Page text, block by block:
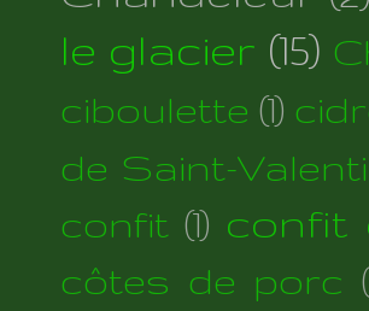
le glacier (15)
ciboulette (1)
de Saint-
confit (1) confit
côtes de porc